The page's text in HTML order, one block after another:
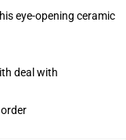
eye-opening ceramic
deal with